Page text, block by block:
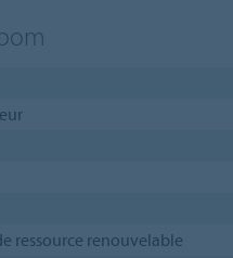
ressource renouvelable